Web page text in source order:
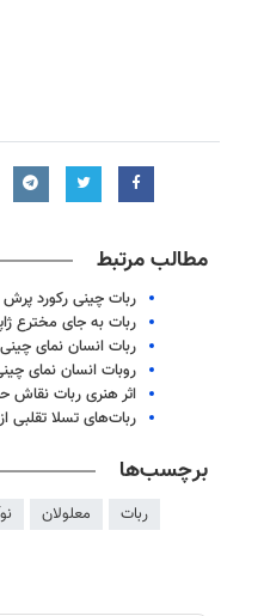
مطالب مرتبط
ربات چینی رکورد
ربات به جای مخترع
ربات انسان نمای
روبات انسان نمای چینی با باتری ۸
اثر هنری ربات نقاش
ربات‌های تسلا تقلبی
برچسب‌ها
ربات معلولان
روزنامه‌های صبح